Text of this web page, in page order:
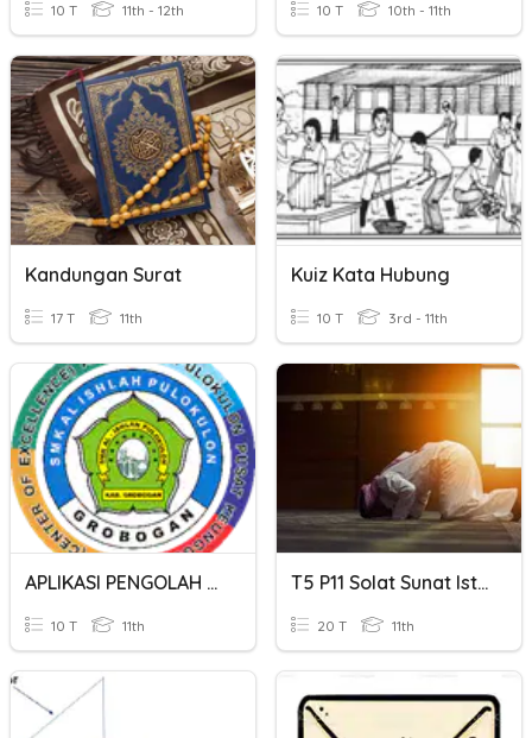
10 T 11th - 12th 10 T 10th - 11th
Kandungan Surat
17 T 11th
Kuiz Kata Hubung
10 T 3rd - 11th
APLIKASI PENGOLAH KATA
10 T 11th
T5 P11 Solat Sunat Istikharah Dan Solat Sunat Tasbih
20 T 11th